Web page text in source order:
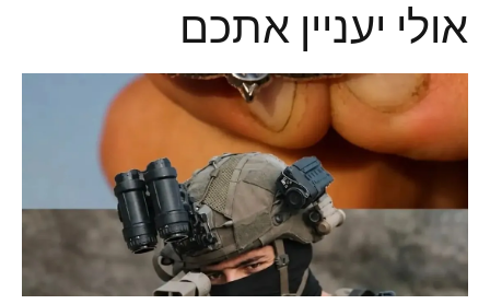
אולי יעניין אתכם